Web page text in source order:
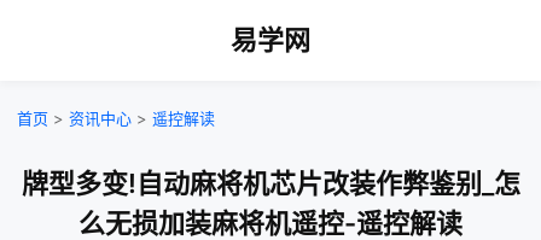
易学网
首页 > 资讯中心 > 遥控解读
牌型多变!自动麻将机芯片改装作弊鉴别_怎
么无损加装麻将机遥控-遥控解读